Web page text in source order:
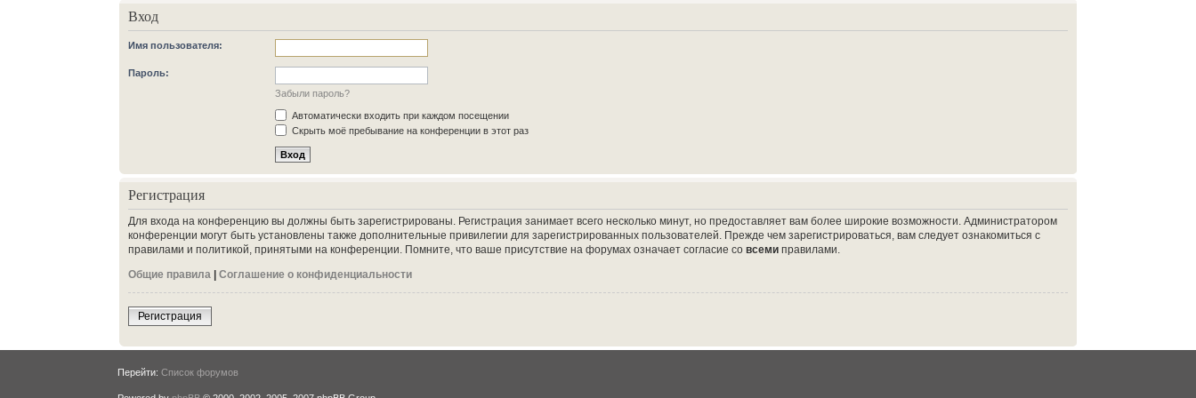
Вход
Имя пользователя:
Пароль:
Забыли пароль?
Автоматически входить при каждом посещении
Скрыть моё пребывание на конференции в этот раз
Регистрация
Для входа на конференцию вы должны быть зарегистрированы. Регистрация занимает всего несколько минут, но предоставляет вам более широкие возможности. Администратором
конференции могут быть установлены также дополнительные привилегии для зарегистрированных пользователей. Прежде чем зарегистрироваться, вам следует ознакомиться с
правилами и политикой, принятыми на конференции. Помните, что ваше присутствие на форумах означает согласие совсеми правилами.
Общие правила |Соглашение о конфиденциальности
Регистрация
Перейти: Список форумов